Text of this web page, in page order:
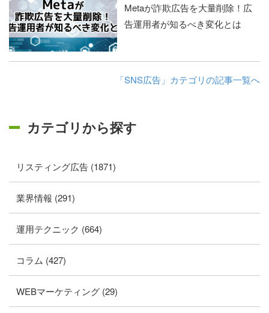
Metaが詐欺広告を大量削除！広
告運用者が知るべき変化とは
「SNS広告」カテゴリの記事一覧へ
カテゴリから探す
リスティング広告 (1871)
業界情報 (291)
運用テクニック (664)
コラム (427)
WEBマーケティング (29)